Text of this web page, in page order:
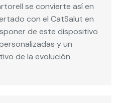
se convierte así en
con el CatSalut en
de este dispositivo
y un
de la evolución